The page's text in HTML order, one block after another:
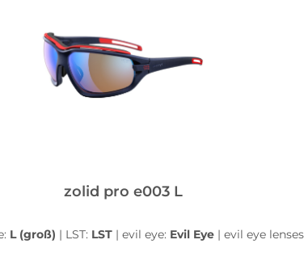
zolid pro e003 L
L (groß) | LST: LST | evil eye: Evil Eye | evil eye